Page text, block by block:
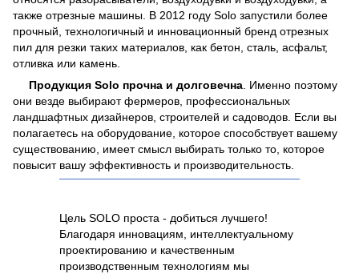
также отрезные машины. В 2012 году Solo запустили более
прочный, технологичный и инновационный бренд отрезных
пил для резки таких материалов, как бетон, сталь, асфальт,
отливка или камень.
Продукция Solo прочна и долговечна . Именно поэтому
они везде выбирают фермеров, профессиональных
ландшафтных дизайнеров, строителей и садоводов. Если вы
полагаетесь на оборудование, которое способствует вашему
существованию, имеет смысл выбирать только то, которое
повысит вашу эффективность и производительность.
Цель SOLO проста - добиться лучшего!
Благодаря инновациям, интеллектуальному
проектированию и качественным
производственным технологиям мы